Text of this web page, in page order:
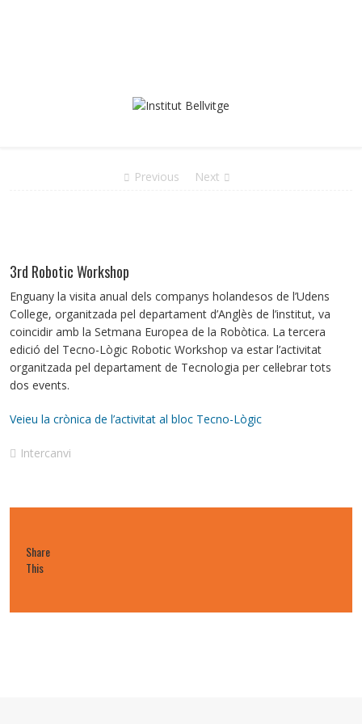
Previous Next
3rd Robotic Workshop
Enguany la visita anual dels companys holandesos de l’Udens
College, organitzada pel departament d’Anglès de l’institut, va
coincidir amb la Setmana Europea de la Robòtica. La tercera
edició del Tecno-Lògic Robotic Workshop va estar l’activitat
organitzada pel departament de Tecnologia per cel·lebrar tots
dos events.
Veieu la crònica de l’activitat al bloc Tecno-Lògic
Intercanvi
Share
This